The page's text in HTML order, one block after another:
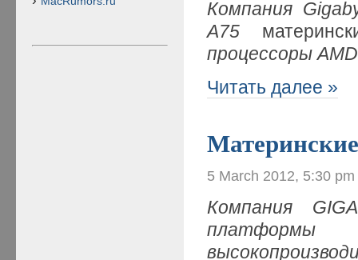
Компания
A75
процессорыAMD
Читать далее »
5 March 2012, 5:30 pm
Компания